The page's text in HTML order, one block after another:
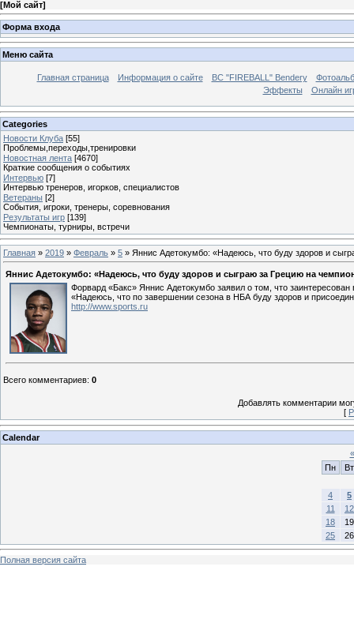
[Мой сайт]
Форма входа
Меню сайта
Главная страница Информация о сайте BC "FIREBALL" Bendery
Эффекты
Онлайн
Categories
Новости Клуба [55]
Проблемы,переходы,тренировки
Новостная лента [4670]
Краткие сообщения о событиях
Интервью [7]
Интервью тренеров, игорков, специалистов
Ветераны [2]
События, игроки, тренеры, соревнования
Результаты игр [139]
Чемпионаты, турниры, встречи
Главная » 2019 » Февраль » 5 » Яннис Адетокумбо: «Надеюсь, что буду здоров и
Яннис Адетокумбо: «Надеюсь, что буду здоров и сыграю за Грецию на
Форвард «Бакс» Яннис Адетокумбо заявил о том, что
«Надеюсь, что по завершении сезона в НБА буду здоров и
http://www.sports.ru
Всего комментариев: 0
Добавлять комментарии
[
Calendar
«
Пн
Вт
4
5
11
12
18
19
25
26
Полная версия сайта